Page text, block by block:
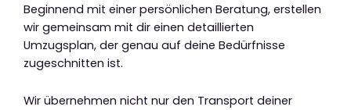
Beginnend mit einer persönlichen Beratung, erstellen
wir gemeinsam mit dir einen detaillierten
Umzugsplan, der genau auf deine Bedürfnisse
zugeschnitten ist.
Wir übernehmen nicht nur den Transport deiner